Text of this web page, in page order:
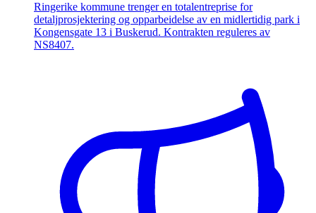
Ringerike kommune trenger en totalentreprise for
detaljprosjektering og opparbeidelse av en midlertidig park i
Kongensgate 13 i Buskerud. Kontrakten reguleres av
NS8407.